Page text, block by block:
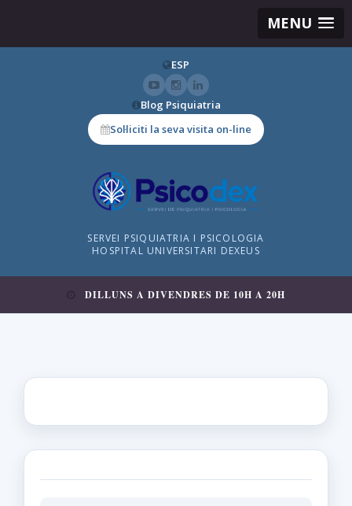
MENU
ESP
Blog Psiquiatria
Sol·liciti la seva visita on-line
SERVEI PSIQUIATRIA I PSICOLOGIA
HOSPITAL UNIVERSITARI DEXEUS
DILLUNS A DIVENDRES DE 10H A 20H